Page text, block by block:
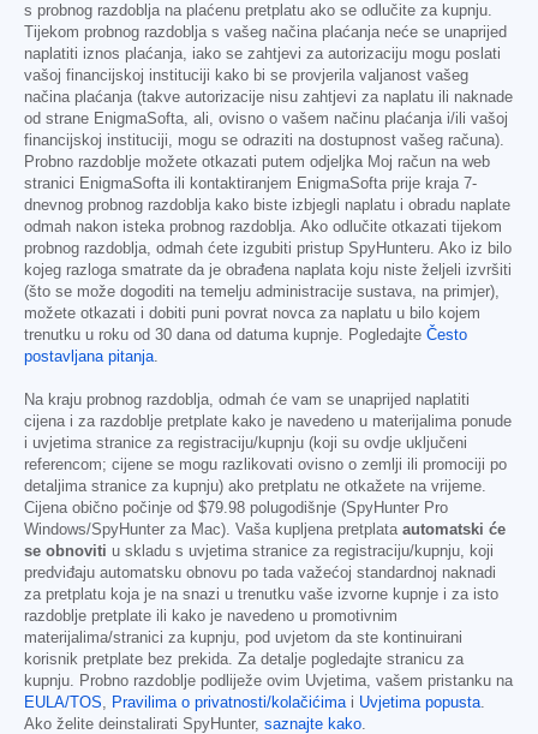
s probnog razdoblja na plaćenu pretplatu ako se odlučite za kupnju.
Tijekom probnog razdoblja s vašeg načina plaćanja neće se unaprijed
naplatiti iznos plaćanja, iako se zahtjevi za autorizaciju mogu poslati
vašoj financijskoj instituciji kako bi se provjerila valjanost vašeg
načina plaćanja (takve autorizacije nisu zahtjevi za naplatu ili naknade
od strane EnigmaSofta, ali, ovisno o vašem načinu plaćanja i/ili vašoj
financijskoj instituciji, mogu se odraziti na dostupnost vašeg računa).
Probno razdoblje možete otkazati putem odjeljka Moj račun na web
stranici EnigmaSofta ili kontaktiranjem EnigmaSofta prije kraja 7-
dnevnog probnog razdoblja kako biste izbjegli naplatu i obradu naplate
odmah nakon isteka probnog razdoblja. Ako odlučite otkazati tijekom
probnog razdoblja, odmah ćete izgubiti pristup SpyHunteru. Ako iz bilo
kojeg razloga smatrate da je obrađena naplata koju niste željeli izvršiti
(što se može dogoditi na temelju administracije sustava, na primjer),
možete otkazati i dobiti puni povrat novca za naplatu u bilo kojem
trenutku u roku od 30 dana od datuma kupnje. Pogledajte Često
postavljana pitanja.
Na kraju probnog razdoblja, odmah će vam se unaprijed naplatiti
cijena i za razdoblje pretplate kako je navedeno u materijalima ponude
i uvjetima stranice za registraciju/kupnju (koji su ovdje uključeni
referencom; cijene se mogu razlikovati ovisno o zemlji ili promociji po
detaljima stranice za kupnju) ako pretplatu ne otkažete na vrijeme.
Cijena obično počinje od $79.98 polugodišnje (SpyHunter Pro
Windows/SpyHunter za Mac). Vaša kupljena pretplata automatski će
se obnoviti u skladu s uvjetima stranice za registraciju/kupnju, koji
predviđaju automatsku obnovu po tada važećoj standardnoj naknadi
za pretplatu koja je na snazi u trenutku vaše izvorne kupnje i za isto
razdoblje pretplate ili kako je navedeno u promotivnim
materijalima/stranici za kupnju, pod uvjetom da ste kontinuirani
korisnik pretplate bez prekida. Za detalje pogledajte stranicu za
kupnju. Probno razdoblje podliježe ovim Uvjetima, vašem pristanku na
EULA/TOS, Pravilima o privatnosti/kolačićimai Uvjetima popusta.
Ako želite deinstalirati SpyHunter, saznajte kako.